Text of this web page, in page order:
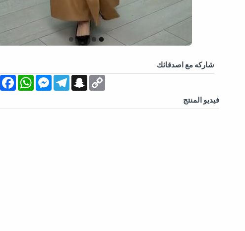
شاركه مع اصدقائك
WhatsApp
MessengerTelegramSnapchat Copy
Link
فيديو المنتج